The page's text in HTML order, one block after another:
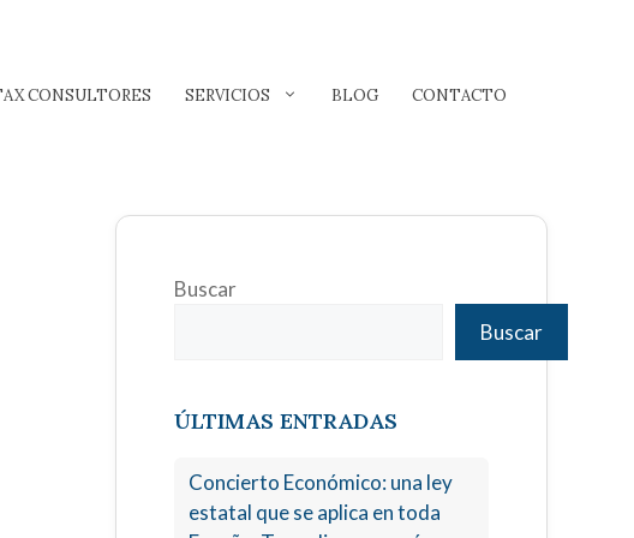
CONSULTORES SERVICIOS BLOG CONTACTO
Buscar
Buscar
ÚLTIMAS ENTRADAS
Concierto Económico: una ley
estatal que se aplica en toda